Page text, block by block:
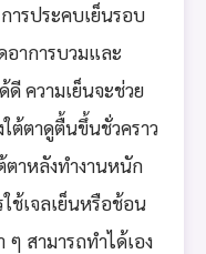
การประคบเย็นรอบ
อาการบวมและ
ดี ความเย็นจะช่วย
ต้ตาดูตื้นขึ้นชั่วคราว
ตาหลังทำงานหนัก
ช้เจลเย็นหรือช้อน
สามารถทำได้เอง